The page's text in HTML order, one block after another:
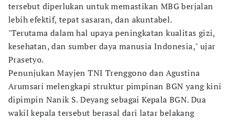
tersebut diperlukan untuk memastikan MBG berjalan
lebih efektif, tepat sasaran, dan akuntabel.
"Terutama dalam hal upaya peningkatan kualitas gizi,
kesehatan, dan sumber daya manusia Indonesia," ujar
Prasetyo.
Penunjukan Mayjen TNI Trenggono dan Agustina
Arumsari melengkapi struktur pimpinan BGN yang kini
dipimpin Nanik S. Deyang sebagai Kepala BGN. Dua
wakil kepala tersebut berasal dari latar belakang